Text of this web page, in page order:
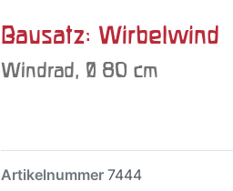
Bausatz: Wirbelwind
Windrad, Ø 80 cm
Artikelnummer 7444